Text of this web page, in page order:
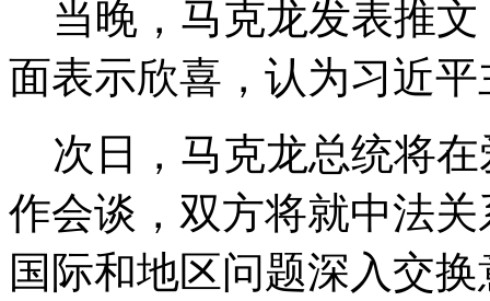
当晚，马克龙发表推文
面表示欣喜，认为习近
次日，马克龙总统将在
作会谈，双方将就中法
国际和地区问题深入交